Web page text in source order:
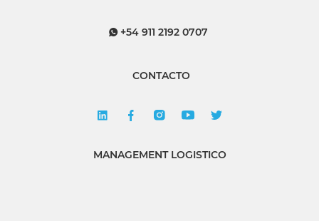
+54 911 2192 0707
CONTACTO
MANAGEMENT LOGISTICO